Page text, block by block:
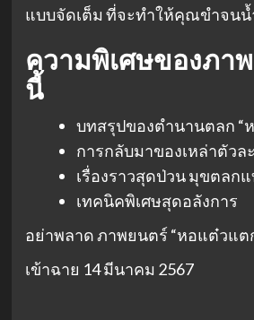
แบบจัดเต็ม ที่จะทำให้คุณขำจนน้
ความพิเศษของภา
นี้
บทสรุปของตำนานตลก “
การกลับมาของเหล่าตัวล
เรื่องราวสุดป่วน มุขตลก
เทคนิคพิเศษสุดอลังการ
อย่าพลาด ภาพยนตร์ “หอแต๋วแ
เข้าฉาย 14 มีนาคม 2567